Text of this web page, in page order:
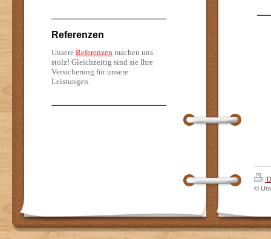
Referenzen
Unsere Referenzen machen uns
stolz! Gleichzeitig sind sie Ihre
Versicherung für unsere
Leistungen.
©